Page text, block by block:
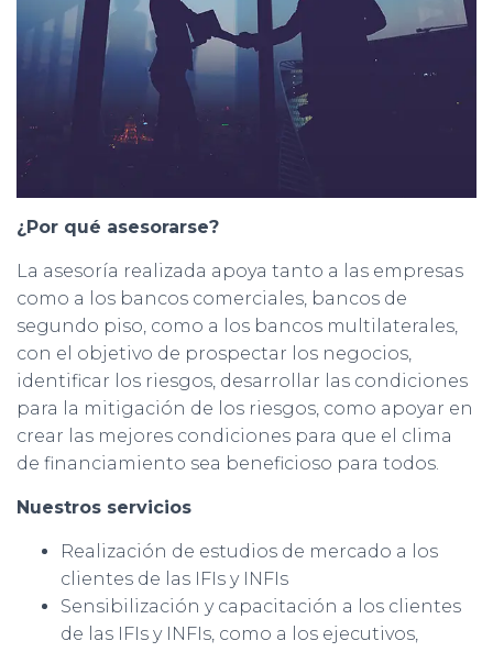
¿Por qué asesorarse?
La asesoría realizada apoya tanto a las empresas
como a los bancos comerciales, bancos de
segundo piso, como a los bancos multilaterales,
con el objetivo de prospectar los negocios,
identificar los riesgos, desarrollar las condiciones
para la mitigación de los riesgos, como apoyar en
crear las mejores condiciones para que el clima
de financiamiento sea beneficioso para todos.
Nuestros servicios
Realización de estudios de mercado a los
clientes de las IFIs y INFIs
Sensibilización y capacitación a los clientes
de las IFIs y INFIs, como a los ejecutivos,